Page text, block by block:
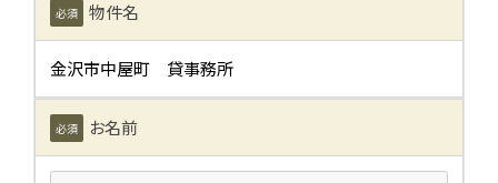
新着情報
賃貸物件
必須 物件名
金沢市中屋町 貸事務所
必須 お名前